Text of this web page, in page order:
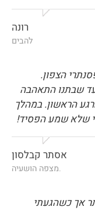
רונה
להבים
הצפון.
עד שבתנו התאהבה
הראשון. במהלך
שלא שמע הפסיד!
אסתר קבלסון
.מצפה הושעיה
אך כשהגעתי